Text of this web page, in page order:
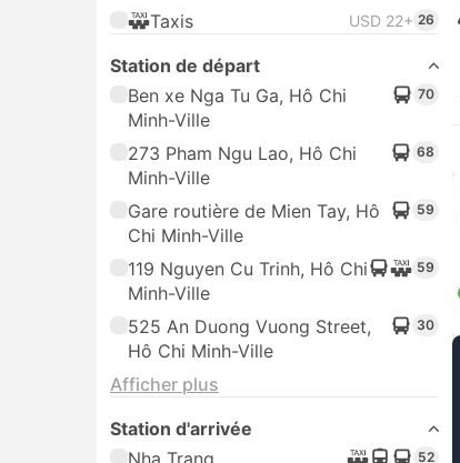
Taxis USD 22+ 26
Station de départ
Ben xe Nga Tu Ga, Hô Chi
Minh-Ville
70
273 Pham Ngu Lao, Hô Chi
Minh-Ville
68
Gare routière de Mien Tay, Hô
Chi Minh-Ville
59
119 Nguyen Cu Trinh, Hô Chi
Minh-Ville
59
525 An Duong Vuong Street,
Hô Chi Minh-Ville
30
Afficher plus
Station d'arrivée
Nha Trang
52